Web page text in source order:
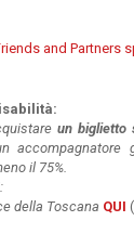
and Partners
un biglietto
accompagnatore
il 75%.
della Toscana QUI